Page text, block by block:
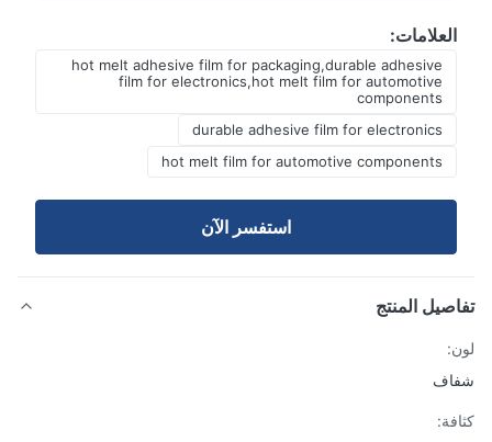
العلامات:
hot melt adhesive film for packaging,durable adhesive
film for electronics,hot melt film for automotive
components
durable adhesive film for electronics
hot melt film for automotive components
استفسر الآن
المنتج